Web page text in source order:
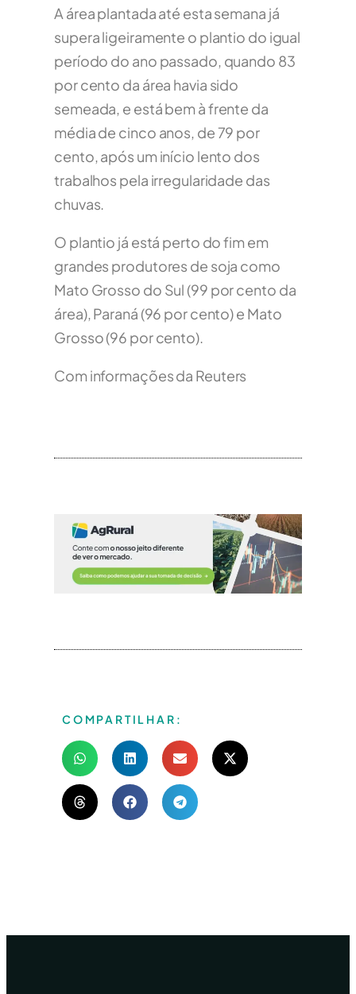
A área plantada até esta semana já
supera ligeiramente o plantio do igual
período do ano passado, quando 83
por cento da área havia sido
semeada, e está bem à frente da
média de cinco anos, de 79 por
cento, após um início lento dos
trabalhos pela irregularidade das
chuvas.
O plantio já está perto do fim em
grandes produtores de soja como
Mato Grosso do Sul (99 por cento da
área), Paraná (96 por cento) e Mato
Grosso (96 por cento).
Com informações da Reuters
COMPARTILHAR: